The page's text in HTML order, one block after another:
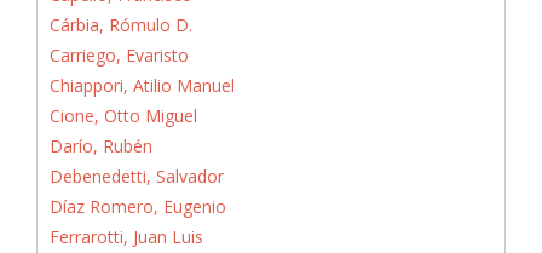
Cárbia, Rómulo D.
Carriego, Evaristo
Chiappori, Atilio Manuel
Cione, Otto Miguel
Darío, Rubén
Debenedetti, Salvador
Díaz Romero, Eugenio
Ferrarotti, Juan Luis